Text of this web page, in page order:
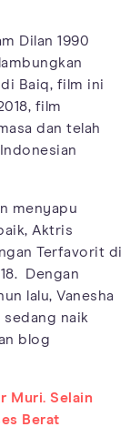
Dilan 1990
Baiq, film ini
film
dan telah
menyapu
Aktris
Terfavorit di
Dengan
lalu, Vanesha
naik
blog
Muri. Selain
Berat